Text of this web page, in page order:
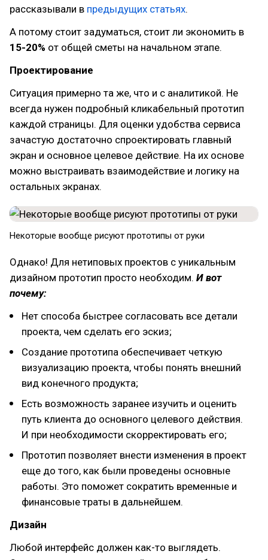
рассказывали в предыдущих статьях.
А потому стоит задуматься, стоит ли экономить в
15-20% от общей сметы на начальном этапе.
Проектирование
Ситуация примерно та же, что и с аналитикой. Не
всегда нужен подробный кликабельный прототип
каждой страницы. Для оценки удобства сервиса
зачастую достаточно спроектировать главный
экран и основное целевое действие. На их основе
можно выстраивать взаимодействие и логику на
остальных экранах.
Некоторые вообще рисуют прототипы от руки
Однако! Для нетиповых проектов с уникальным
дизайном прототип просто необходим. И вот
почему:
Нет способа быстрее согласовать все детали
проекта, чем сделать его эскиз;
Создание прототипа обеспечивает четкую
визуализацию проекта, чтобы понять внешний
вид конечного продукта;
Есть возможность заранее изучить и оценить
путь клиента до основного целевого действия.
И при необходимости скорректировать его;
Прототип позволяет внести изменения в проект
еще до того, как были проведены основные
работы. Это поможет сократить временные и
финансовые траты в дальнейшем.
Дизайн
Любой интерфейс должен как-то выглядеть.